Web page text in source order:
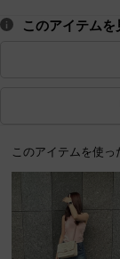
このアイテム
このアイテムを使